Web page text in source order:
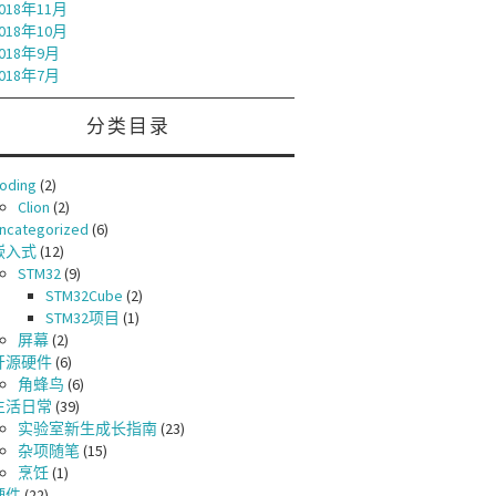
年11月
年10月
年9月
年7月
分类目录
(2)
Clion (2)
(6)
入式(12)
STM32(9)
STM32Cube (2)
STM32项目 (1)
屏幕(2)
源硬件(6)
角蜂鸟 (6)
活日常 (39)
实验室新生成长指南(23)
杂项随笔(15)
烹饪(1)